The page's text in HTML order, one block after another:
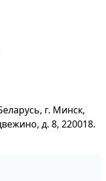
г. Минск,
д. 8, 220018.